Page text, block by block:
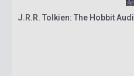
J.R.R. Tolkien: The Hobbit